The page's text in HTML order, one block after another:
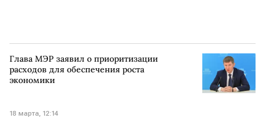
Глава МЭР заявил о приоритизации
расходов для обеспечения роста
экономики
18 марта, 12:14